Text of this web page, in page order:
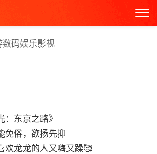
数码娱乐影视
东京之路》
免俗，欲扬先抑
欢龙龙的人又嗨又躁🥰